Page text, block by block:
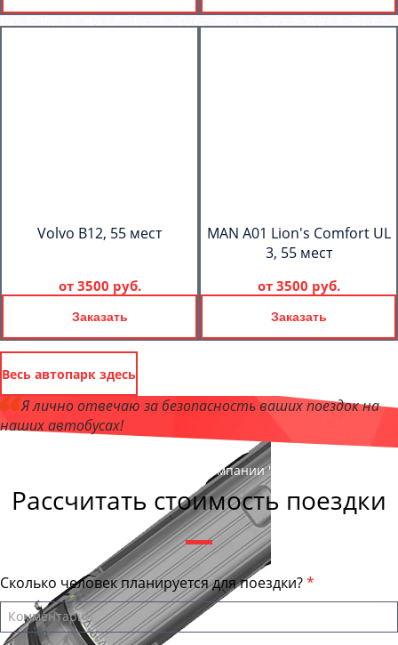
Volvo B12, 55 мест
от 3500 руб.
Заказать
MAN A01 Lion's Comfort UL
3, 55 мест
от 3500 руб.
Заказать
Весь автопарк здесь
Я лично отвечаю за безопасность ваших поездок на
наших автобусах!
, директор компании "МурманскБас"
Рассчитать стоимость поездки
Сколько человек планируется для поездки?